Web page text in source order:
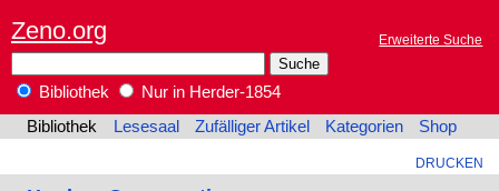
Zeno.org Erweiterte Suche
Bibliothek
Nur in Herder-1854
Bibliothek
Lesesaal Zufälliger Artikel Kategorien Shop
DRUCKEN